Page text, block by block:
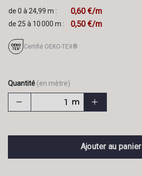
de 0 à 24,99 m :
0,60 €/m
de 25 à 10 000 m : 0,50 €/m
Certifié OEKO-TEX®
Quantité (en mètre)
m
Ajouter au panier